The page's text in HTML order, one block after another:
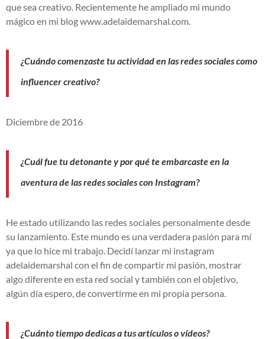
que sea creativo. Recientemente he ampliado mi mundo
mágico en mi blog www.adelaidemarshal.com.
¿Cuándo comenzaste tu actividad en las redes sociales como
influencer creativo?
Diciembre de 2016
¿Cuál fue tu detonante y por qué te embarcaste en la
aventura de las redes sociales con Instagram?
He estado utilizando las redes sociales personalmente desde
su lanzamiento. Este mundo es una verdadera pasión para mí
ya que lo hice mi trabajo. Decidí lanzar mi instagram
adelaidemarshal con el fin de compartir mi pasión, mostrar
algo diferente en esta red social y también con el objetivo,
algún día espero, de convertirme en mi propia persona.
¿Cuánto tiempo dedicas a tus artículos o vídeos?